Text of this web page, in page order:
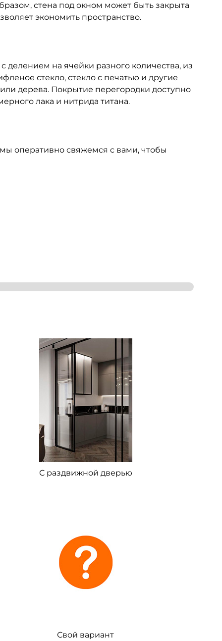
стена под окном может быть закрыта
экономить пространство.
делением на ячейки разного количества, из
стекло, стекло с печатью и другие
дерева. Покрытие перегородки доступно
лака и нитрида титана.
оперативно свяжемся с вами, чтобы
С раздвижной дверью
Свой вариант